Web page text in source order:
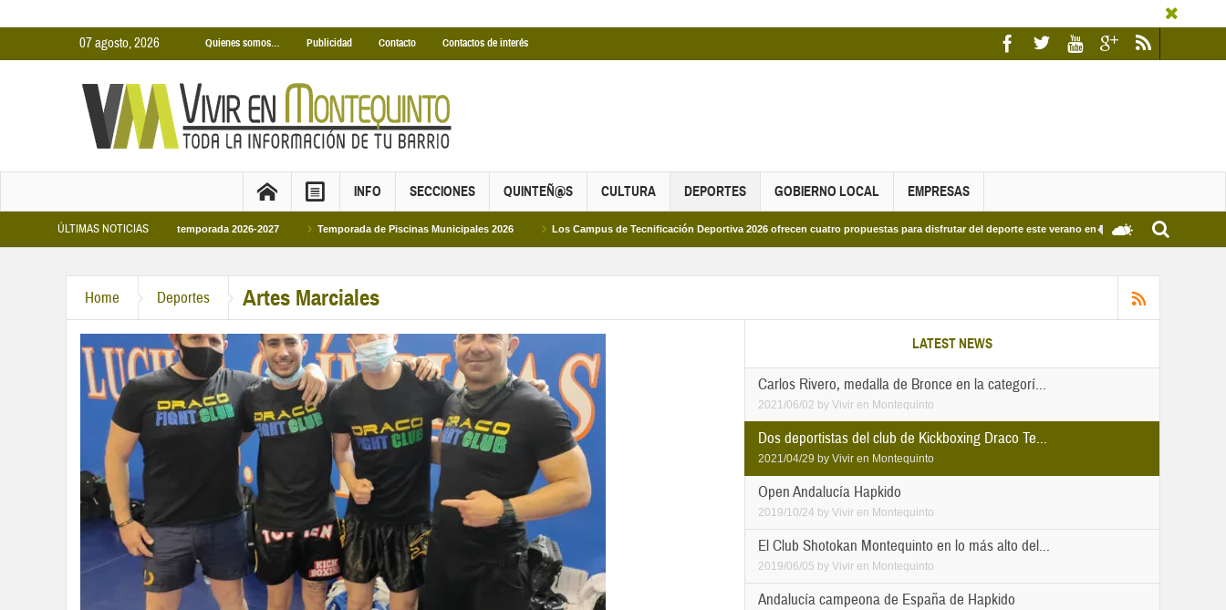
07 agosto, 2026 Quienes somos… Publicidad Contacto Contactos de interés
INFO SECCIONES QUINTEÑ@S CULTURA DEPORTES GOBIERNO LOCAL EMPRESAS
ÚLTIMAS NOTICIAS
Municipales temporada 2026-2027 Temporada de Piscinas Municipales 2026 Los Campus de Tecnificación Deportiva 2026 ofrecen cuatro propuestas para disfrutar del deporte este verano en Dos Hermanas Más de dos mil
Home Deportes Artes Marciales
LATEST NEWS
Carlos Rivero, medalla de Bronce en la categorí...
2021/06/02 by Vivir en Montequinto
Dos deportistas del club de Kickboxing Draco Te...
2021/04/29 by Vivir en Montequinto
Open Andalucía Hapkido
2019/10/24 by Vivir en Montequinto
El Club Shotokan Montequinto en lo más alto del...
2019/06/05 by Vivir en Montequinto
Andalucía campeona de España de Hapkido